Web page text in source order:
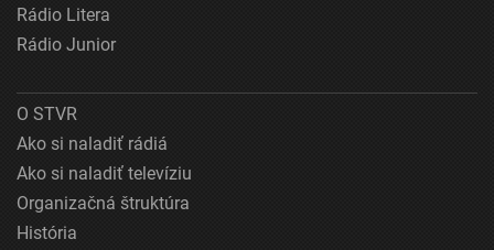
Rádio Litera
Rádio Junior
O STVR
Ako si naladiť rádiá
Ako si naladiť televíziu
Organizačná štruktúra
História